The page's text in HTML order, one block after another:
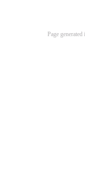
Page